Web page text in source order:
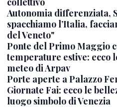
Autonomia differenziata,
spacchiamo l’Italia,
del Veneto"
Ponte del Primo Maggio
temperature estive: ecco
meteo di Arpav
Porte aperte a Palazzo
Giornate Fai: ecco le
luogo simbolo di Venezia